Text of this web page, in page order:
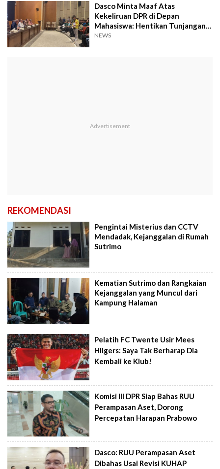
Dasco Minta Maaf Atas
Kekeliruan DPR di Depan
Mahasiswa: Hentikan Tunjangan,
Moratorium Kunjungan LN
NEWS
REKOMENDASI
Pengintai Misterius dan CCTV
Mendadak, Kejanggalan di Rumah
Sutrimo
Kematian Sutrimo dan Rangkaian
Kejanggalan yang Muncul dari
Kampung Halaman
Pelatih FC Twente Usir Mees
Hilgers: Saya Tak Berharap Dia
Kembali ke Klub!
Komisi III DPR Siap Bahas RUU
Perampasan Aset, Dorong
Percepatan Harapan Prabowo
Dasco: RUU Perampasan Aset
Dibahas Usai Revisi KUHAP